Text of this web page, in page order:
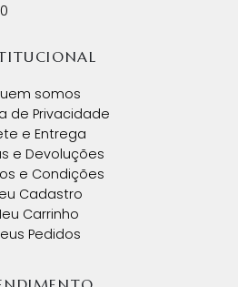
somos
de Privacidade
e Entrega
e Devoluções
e Condições
Cadastro
Carrinho
Pedidos